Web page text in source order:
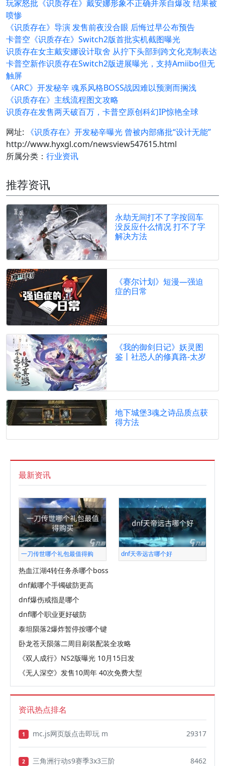
玩家怒批《识质存在》戴安娜形象不正确并亲自爆改 结果被
喷惨
《识质存在》导演 发售前夜没合眼 后悔过早公布预告
卡普空《识质存在》Switch2版首批实机截图曝光
识质存在女主戴安娜设计取舍 从拧下头部到跨文化克制表达
卡普空新作识质存在Switch2版进展曝光，支持Amiibo但无
触屏
《ARC》开发秘辛 魂系风格BOSS战因难以预测而搁浅
《识质存在》主线流程图文攻略
识质存在发售两天破百万，卡普空原创科幻IP惊艳全球
网址:
《识质存在》开发秘辛曝光 曾被内部痛批“设计无能”
http://www.hyxgl.com/newsview547615.html
所属分类： 行业资讯
推荐资讯
永劫无间打不了字按回车
没反应什么情况 打不了字
解决方法
《赛尔计划》短漫—强迫
症的日常
《我的御剑日记》妖灵图
鉴丨社恐人的修真路-太岁
地下城堡3魂之诗品质点获
得方法
最新资讯
一刀传世哪个礼包最值得购 dnf天帝远古哪个好
热血江湖4转任务杀哪个boss
dnf戴哪个手镯破防更高
dnf爆伤戒指是哪个
dnf哪个职业更好破防
泰坦陨落2爆炸暂停按哪个键
卧龙苍天陨落二周目刷装配装全攻略
《双人成行》NS2版曝光 10月15日发
《无人深空》发售10周年 40次免费大型
资讯热点排名
1 mc.js网页版点击即玩 m 29317
2 三角洲行动s9赛季3x3三阶 8462